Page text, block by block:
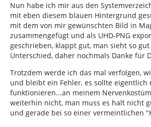
Nun habe ich mir aus den
mit eben diesem blauen Hintergrund
mit dem von mir gewünschten Bild in
zusammengefügt und als UHD-PNG
geschrieben, klappt gut, man sieht so
Unterschied, daher nochmals Danke für
Trotzdem werde ich das mal verfolgen,
und bleibt ein Fehler, es sollte
funktionieren...an meinem
weiterhin nicht, man muss es halt nicht
und gerade bei so einer vermeintlichen